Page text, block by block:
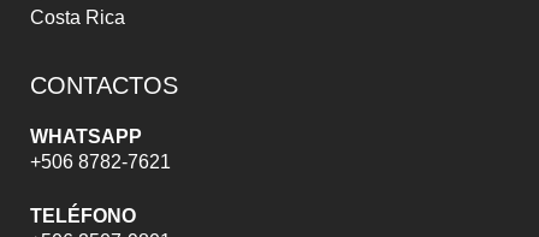
Costa Rica
CONTACTOS
WHATSAPP
+506 8782-7621
TELÉFONO